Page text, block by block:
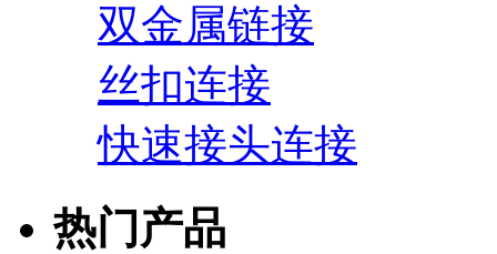
双金属链接
丝扣连接
快速接头连接
热门产品